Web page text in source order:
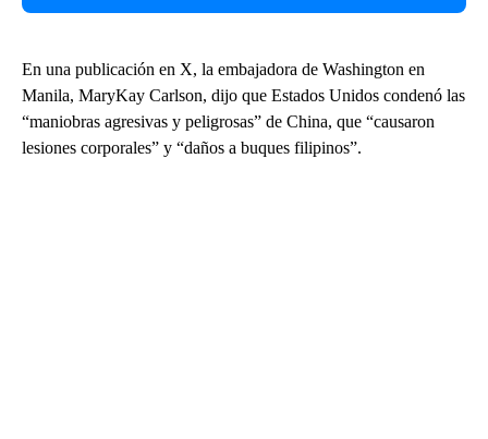
En una publicación en X, la embajadora de Washington en
Manila, MaryKay Carlson, dijo que Estados Unidos condenó las
“maniobras agresivas y peligrosas” de China, que “causaron
lesiones corporales” y “daños a buques filipinos”.